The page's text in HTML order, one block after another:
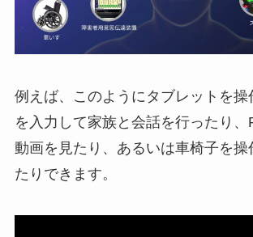
例えば、このようにタブレットを操
を入力して家族と会話を行ったり、
動画を見たり、あるいは車椅子を操
たりできます。